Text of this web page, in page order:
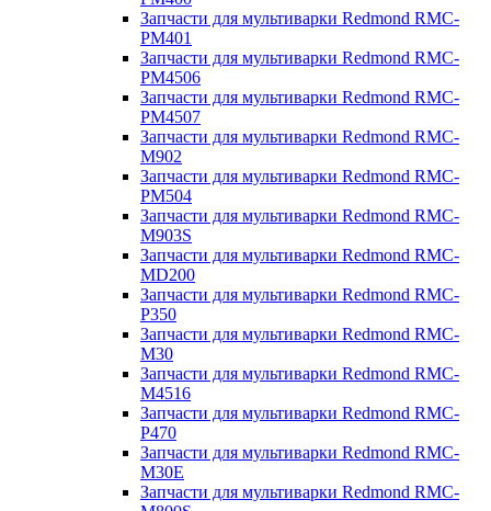
Запчасти для мультиварки Redmond RMC-
PM401
Запчасти для мультиварки Redmond RMC-
PM4506
Запчасти для мультиварки Redmond RMC-
PM4507
Запчасти для мультиварки Redmond RMC-
M902
Запчасти для мультиварки Redmond RMC-
PM504
Запчасти для мультиварки Redmond RMC-
M903S
Запчасти для мультиварки Redmond RMC-
MD200
Запчасти для мультиварки Redmond RMC-
P350
Запчасти для мультиварки Redmond RMC-
M30
Запчасти для мультиварки Redmond RMC-
M4516
Запчасти для мультиварки Redmond RMC-
P470
Запчасти для мультиварки Redmond RMC-
M30E
Запчасти для мультиварки Redmond RMC-